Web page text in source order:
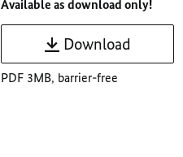
Available as download only!
Download
PDF 3MB, barrier-free